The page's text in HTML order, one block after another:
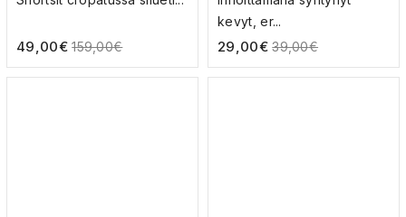
49,00€ 159,00€
kevyt, er...
29,00€ 39,00€